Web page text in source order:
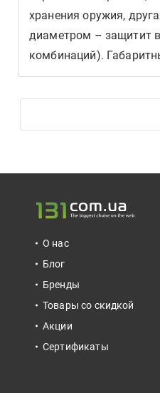
хранения оружия,
диаметром – защитит
комбинаций).
О нас
Блог
Бренды
Товары со скидкой
Акции
Сертификаты